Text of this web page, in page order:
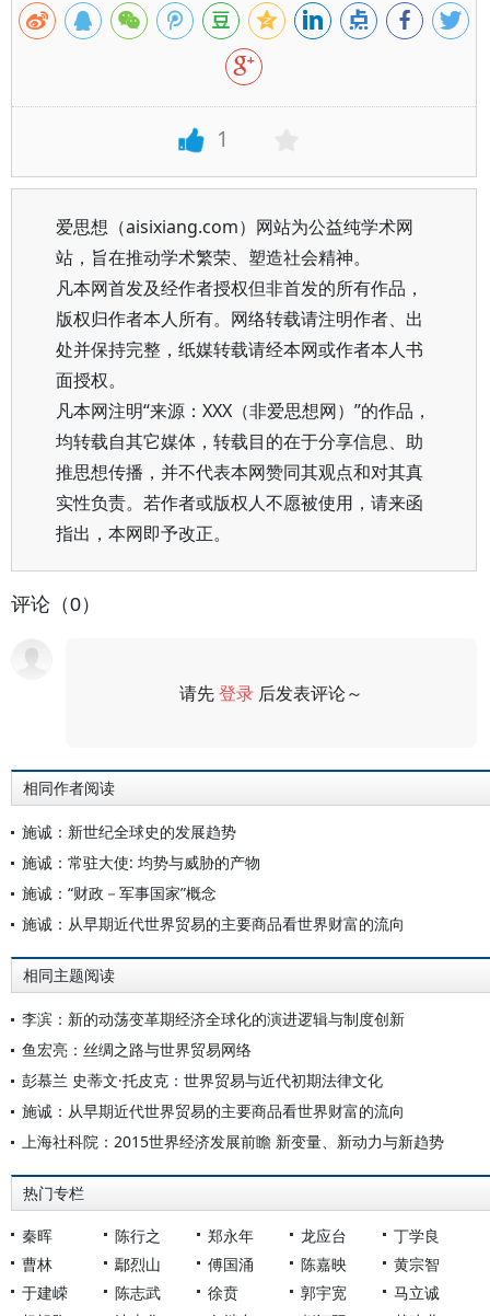
1
爱思想（aisixiang.com）网站为公益纯学术网
站，旨在推动学术繁荣、塑造社会精神。
凡本网首发及经作者授权但非首发的所有作品，
版权归作者本人所有。网络转载请注明作者、出
处并保持完整，纸媒转载请经本网或作者本人书
面授权。
凡本网注明“来源：XXX（非爱思想网）”的作品，
均转载自其它媒体，转载目的在于分享信息、助
推思想传播，并不代表本网赞同其观点和对其真
实性负责。若作者或版权人不愿被使用，请来函
指出，本网即予改正。
评论（0）
请先登录 后发表评论～
相同作者阅读
施诚：新世纪全球史的发展趋势
施诚：常驻大使: 均势与威胁的产物
施诚：“财政－军事国家”概念
施诚：从早期近代世界贸易的主要商品看世界财富的流向
相同主题阅读
李滨：新的动荡变革期经济全球化的演进逻辑与制度创新
鱼宏亮：丝绸之路与世界贸易网络
彭慕兰 史蒂文·托皮克：世界贸易与近代初期法律文化
施诚：从早期近代世界贸易的主要商品看世界财富的流向
上海社科院：2015世界经济发展前瞻 新变量、新动力与新趋势
热门专栏
秦晖 陈行之 郑永年 龙应台
丁学良
曹林
鄢烈山 傅国涌 陈嘉映
黄宗智
于建嵘
陈志武 徐贲 郭宇宽
马立诚